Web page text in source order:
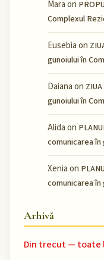
Maraon
Complexul
Eusebiaon
gunoiului în
Daianaon
gunoiului în
Alidaon
comunicarea
Xeniaon
comunicarea
Arhivă
Din trecut — toate